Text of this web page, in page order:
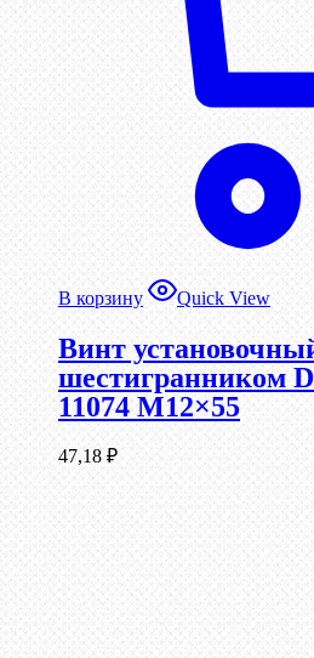
В корзину Quick View
Винт
шестигранником
11074 М12×55
47,18 ₽